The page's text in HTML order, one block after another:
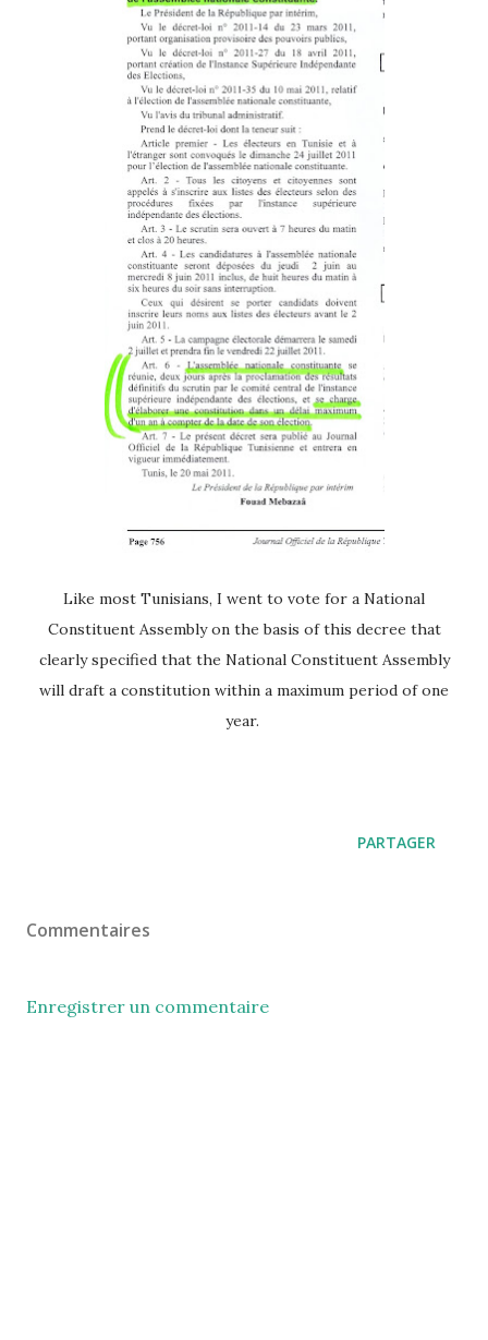
Like most Tunisians, I went to vote for a National
Constituent Assembly on the basis of this decree that
clearly specified that the National Constituent Assembly
will draft a constitution within a maximum period of one
year.
PARTAGER
Commentaires
Enregistrer un commentaire